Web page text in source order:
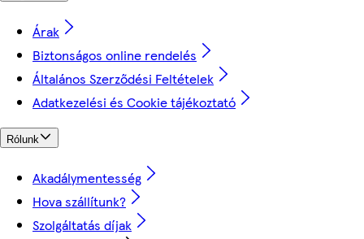
Árak
Biztonságos online rendelés
Általános Szerződési Feltételek
Adatkezelési és Cookie tájékoztató
Rólunk
Akadálymentesség
Hova szállítunk?
Szolgáltatás díjak